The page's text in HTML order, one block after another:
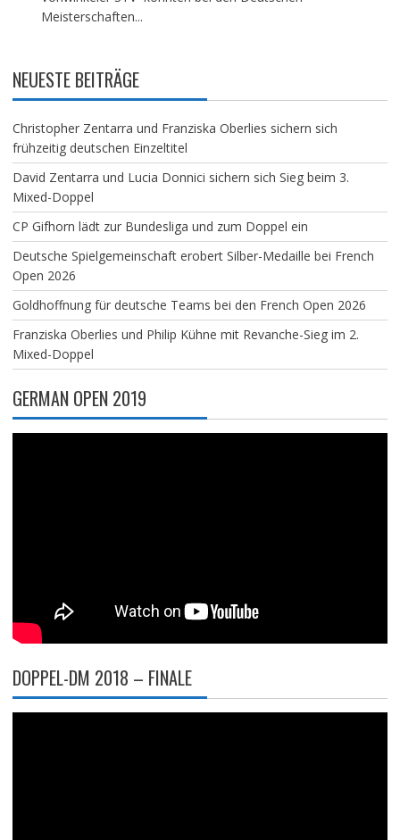
Meisterschaften...
NEUESTE BEITRÄGE
Christopher Zentarra und Franziska Oberlies sichern sich
frühzeitig deutschen Einzeltitel
David Zentarra und Lucia Donnici sichern sich Sieg beim 3.
Mixed-Doppel
CP Gifhorn lädt zur Bundesliga und zum Doppel ein
Deutsche Spielgemeinschaft erobert Silber-Medaille bei French
Open 2026
Goldhoffnung für deutsche Teams bei den French Open 2026
Franziska Oberlies und Philip Kühne mit Revanche-Sieg im 2.
Mixed-Doppel
GERMAN OPEN 2019
DOPPEL-DM 2018 – FINALE